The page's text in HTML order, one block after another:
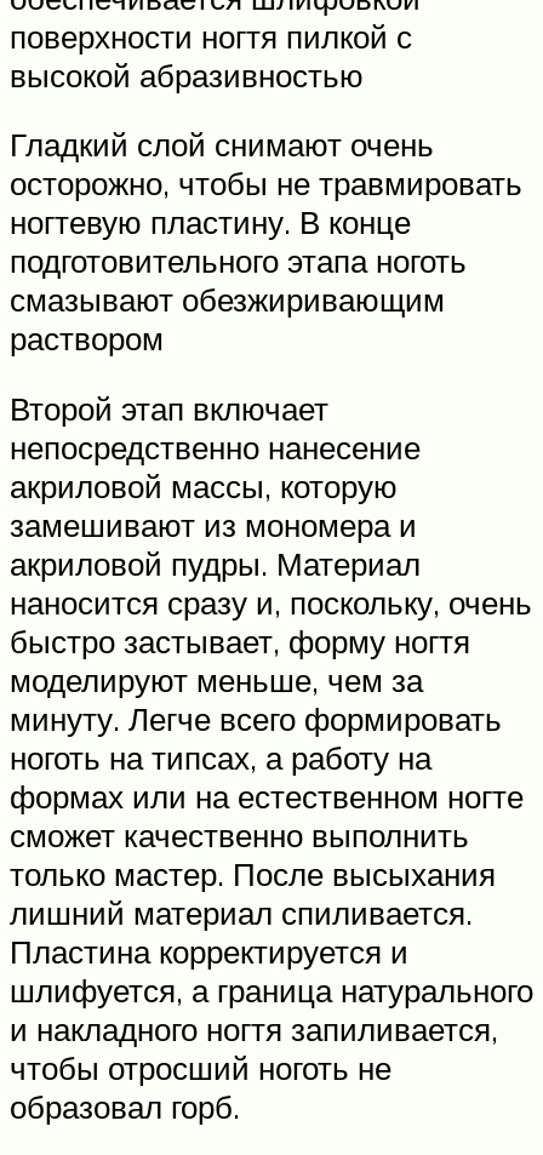
поверхности ногтя пилкой с
высокой абразивностью
Гладкий слой снимают очень
осторожно, чтобы не травмировать
ногтевую пластину. В конце
подготовительного этапа ноготь
смазывают обезжиривающим
раствором
Второй этап включает
непосредственно нанесение
акриловой массы, которую
замешивают из мономера и
акриловой пудры. Материал
наносится сразу и, поскольку, очень
быстро застывает, форму ногтя
моделируют меньше, чем за
минуту. Легче всего формировать
ноготь на типсах, а работу на
формах или на естественном ногте
сможет качественно выполнить
только мастер. После высыхания
лишний материал спиливается.
Пластина корректируется и
шлифуется, а граница натурального
и накладного ногтя запиливается,
чтобы отросший ноготь не
образовал горб.